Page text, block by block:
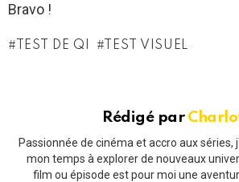
Bravo !
TEST DE QI TEST VISUEL
Rédigé par
Passionnée de cinéma et accro aux séries,
mon temps à explorer de nouveaux
film ou épisode est pour moi une